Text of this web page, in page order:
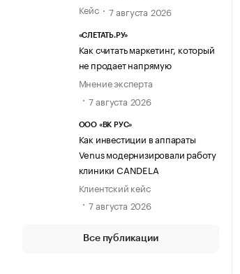
Кейс
7 августа 2026
«СЛЕТАТЬ.РУ»
Как считать маркетинг, который
не продает напрямую
Мнение эксперта
7 августа 2026
ООО «ВК РУС»
Как инвестиции в аппараты
Venus модернизировали работу
клиники CANDELA
Клиентский кейс
7 августа 2026
Все публикации